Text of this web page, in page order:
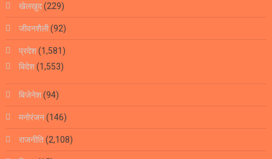
खेलखुद(229)
जीवनशैली(92)
प्रदेश(1,581)
बिदेश(1,553)
बिजेनेश(94)
मनोरंजन(146)
राजनीति(2,108)